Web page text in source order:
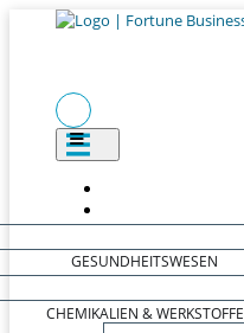
GESUNDHEITSWESEN
CHEMIKALIEN & WERKSTOFFE